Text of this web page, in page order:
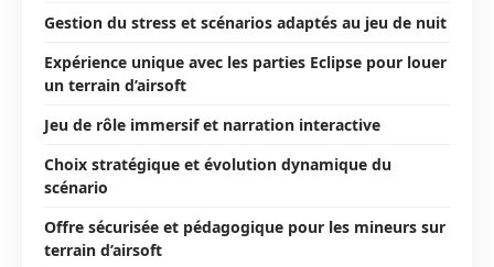
Gestion du stress et scénarios adaptés au jeu de nuit
Expérience unique avec les parties Eclipse pour louer
un terrain d’airsoft
Jeu de rôle immersif et narration interactive
Choix stratégique et évolution dynamique du
scénario
Offre sécurisée et pédagogique pour les mineurs sur
terrain d’airsoft